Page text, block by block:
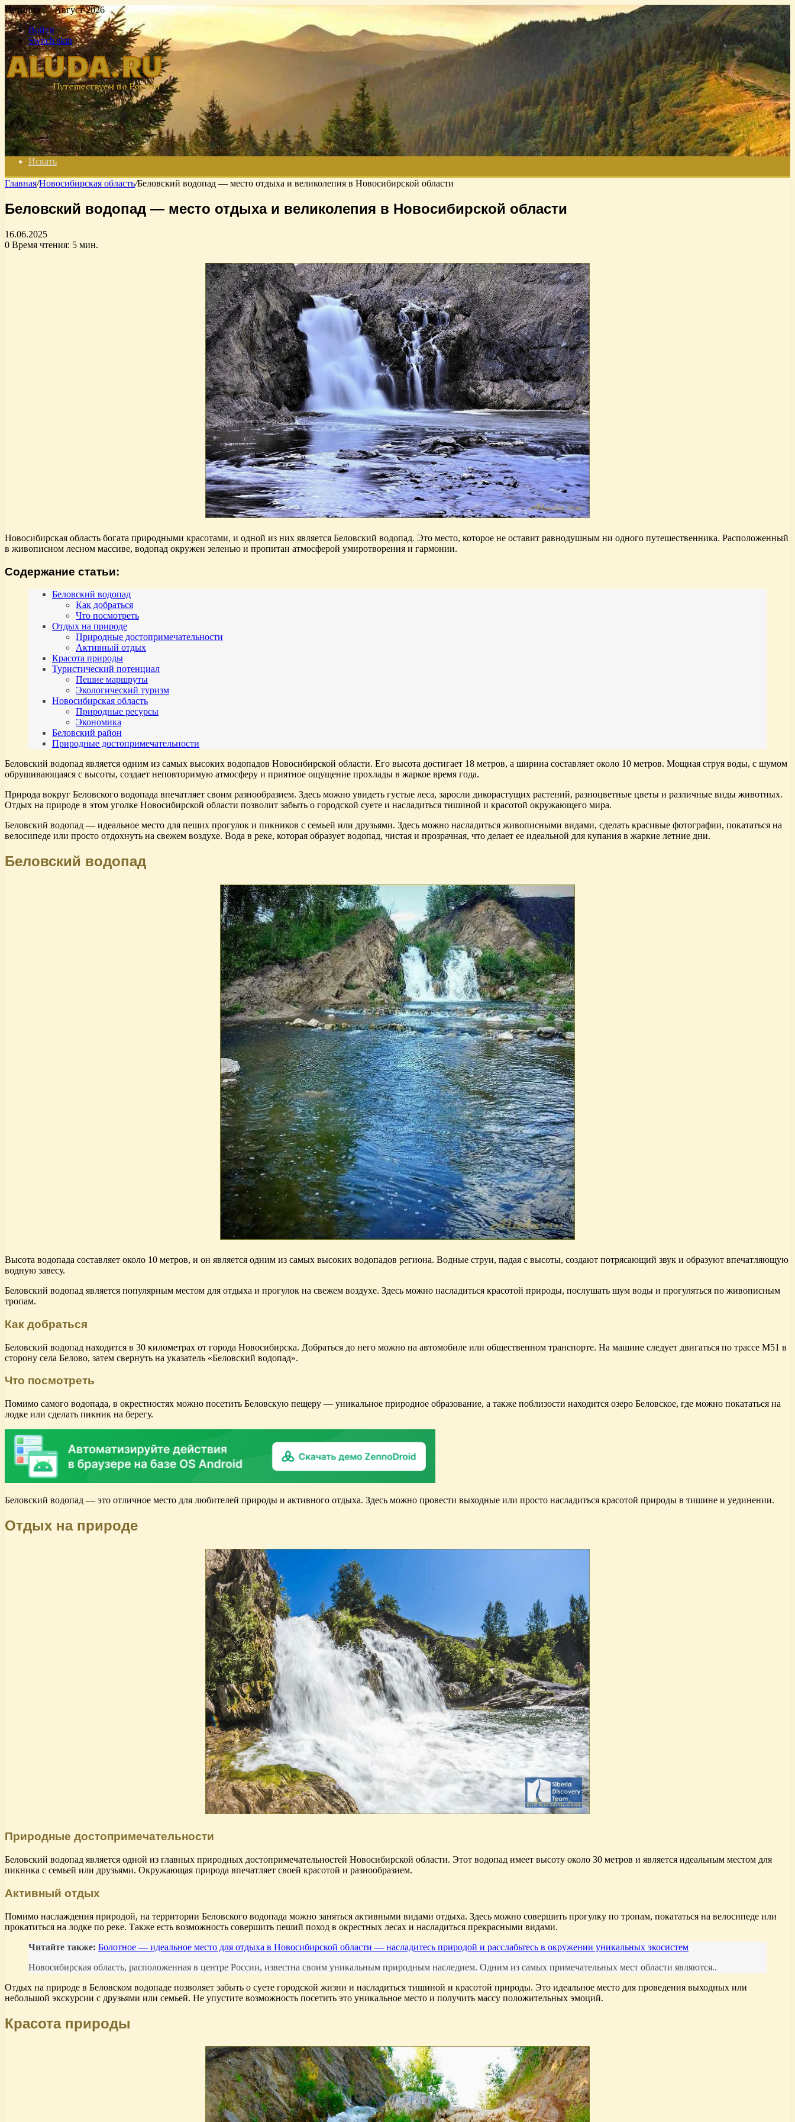
Пятница , 7 Август 2026
Войти
Switch skin
Искать
Главная/Новосибирская область/Беловский водопад — место отдыха и великолепия в Новосибирской области
Беловский водопад — место отдыха и великолепия в Новосибирской области
16.06.2025
0 Время чтения: 5 мин.
Новосибирская область богата природными красотами, и одной из них является Беловский водопад. Это место, которое не оставит равнодушным ни одного путешественника. Расположенный
в живописном лесном массиве, водопад окружен зеленью и пропитан атмосферой умиротворения и гармонии.
Содержание статьи:
Беловский водопад
Как добраться
Что посмотреть
Отдых на природе
Природные достопримечательности
Активный отдых
Красота природы
Туристический потенциал
Пешие маршруты
Экологический туризм
Новосибирская область
Природные ресурсы
Экономика
Беловский район
Природные достопримечательности
Беловский водопад является одним из самых высоких водопадов Новосибирской области. Его высота достигает 18 метров, а ширина составляет около 10 метров. Мощная струя воды, с шумом
обрушивающаяся с высоты, создает неповторимую атмосферу и приятное ощущение прохлады в жаркое время года.
Природа вокруг Беловского водопада впечатляет своим разнообразием. Здесь можно увидеть густые леса, заросли дикорастущих растений, разноцветные цветы и различные виды животных.
Отдых на природе в этом уголке Новосибирской области позволит забыть о городской суете и насладиться тишиной и красотой окружающего мира.
Беловский водопад — идеальное место для пеших прогулок и пикников с семьей или друзьями. Здесь можно насладиться живописными видами, сделать красивые фотографии, покататься на
велосипеде или просто отдохнуть на свежем воздухе. Вода в реке, которая образует водопад, чистая и прозрачная, что делает ее идеальной для купания в жаркие летние дни.
Беловский водопад
Высота водопада составляет около 10 метров, и он является одним из самых высоких водопадов региона. Водные струи, падая с высоты, создают потрясающий звук и образуют впечатляющую
водную завесу.
Беловский водопад является популярным местом для отдыха и прогулок на свежем воздухе. Здесь можно насладиться красотой природы, послушать шум воды и прогуляться по живописным
тропам.
Как добраться
Беловский водопад находится в 30 километрах от города Новосибирска. Добраться до него можно на автомобиле или общественном транспорте. На машине следует двигаться по трассе М51 в
сторону села Белово, затем свернуть на указатель «Беловский водопад».
Что посмотреть
Помимо самого водопада, в окрестностях можно посетить Беловскую пещеру — уникальное природное образование, а также поблизости находится озеро Беловское, где можно покататься на
лодке или сделать пикник на берегу.
Беловский водопад — это отличное место для любителей природы и активного отдыха. Здесь можно провести выходные или просто насладиться красотой природы в тишине и уединении.
Отдых на природе
Природные достопримечательности
Беловский водопад является одной из главных природных достопримечательностей Новосибирской области. Этот водопад имеет высоту около 30 метров и является идеальным местом для
пикника с семьей или друзьями. Окружающая природа впечатляет своей красотой и разнообразием.
Активный отдых
Помимо наслаждения природой, на территории Беловского водопада можно заняться активными видами отдыха. Здесь можно совершить прогулку по тропам, покататься на велосипеде или
прокатиться на лодке по реке. Также есть возможность совершить пеший поход в окрестных лесах и насладиться прекрасными видами.
Читайте также: Болотное — идеальное место для отдыха в Новосибирской области — насладитесь природой и расслабьтесь в окружении уникальных экосистем
Новосибирская область, расположенная в центре России, известна своим уникальным природным наследием. Одним из самых примечательных мест области являются..
Отдых на природе в Беловском водопаде позволяет забыть о суете городской жизни и насладиться тишиной и красотой природы. Это идеальное место для проведения выходных или
небольшой экскурсии с друзьями или семьей. Не упустите возможность посетить это уникальное место и получить массу положительных эмоций.
Красота природы